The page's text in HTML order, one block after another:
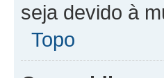
seja devido à
Topo